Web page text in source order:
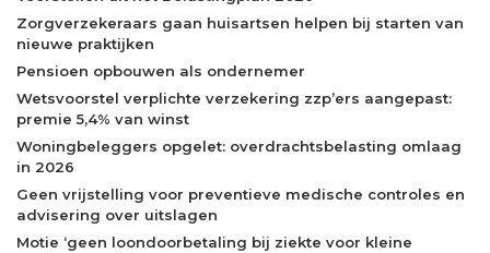
Zorgverzekeraars gaan huisartsen helpen bij starten van
nieuwe praktijken
Pensioen opbouwen als ondernemer
Wetsvoorstel verplichte verzekering zzp’ers aangepast:
premie 5,4% van winst
Woningbeleggers opgelet: overdrachtsbelasting omlaag
in 2026
Geen vrijstelling voor preventieve medische controles en
advisering over uitslagen
Motie ‘geen loondoorbetaling bij ziekte voor kleine